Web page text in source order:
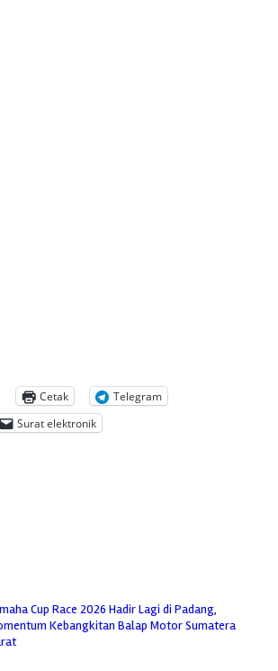
Cetak
Telegram
Surat elektronik
Cup Race 2026 Hadir Lagi di Padang,
Kebangkitan Balap Motor Sumatera